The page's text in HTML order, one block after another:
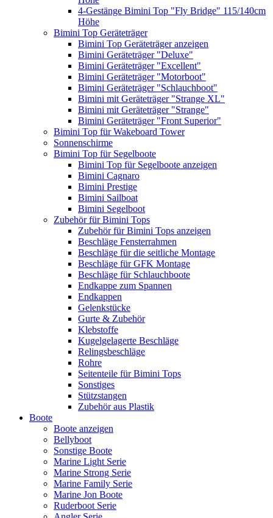
4-Gestänge Bimini Top "Fly Bridge" 115/140cm
Höhe
Bimini Top Geräteträger
Bimini Top Geräteträger anzeigen
Bimini Geräteträger "Deluxe"
Bimini Geräteträger "Excellent"
Bimini Geräteträger "Motorboot"
Bimini Geräteträger "Schlauchboot"
Bimini mit Geräteträger "Strange XL"
Bimini mit Geräteträger "Strange"
Bimini Geräteträger "Front Superior"
Bimini Top für Wakeboard Tower
Sonnenschirme
Bimini Top für Segelboote
Bimini Top für Segelboote anzeigen
Bimini Cagnaro
Bimini Prestige
Bimini Sailboat
Bimini Segelboot
Zubehör für Bimini Tops
Zubehör für Bimini Tops anzeigen
Beschläge Fensterrahmen
Beschläge für die seitliche Montage
Beschläge für GFK Montage
Beschläge für Schlauchboote
Endkappe zum Spannen
Endkappen
Gelenkstücke
Gurte & Zubehör
Klebstoffe
Kugelgelagerte Beschläge
Relingsbeschläge
Rohre
Seitenteile für Bimini Tops
Sonstiges
Stützstangen
Zubehör aus Plastik
Boote
Boote anzeigen
Bellyboot
Sonstige Boote
Marine Light Serie
Marine Strong Serie
Marine Family Serie
Marine Jon Boote
Ruderboot Serie